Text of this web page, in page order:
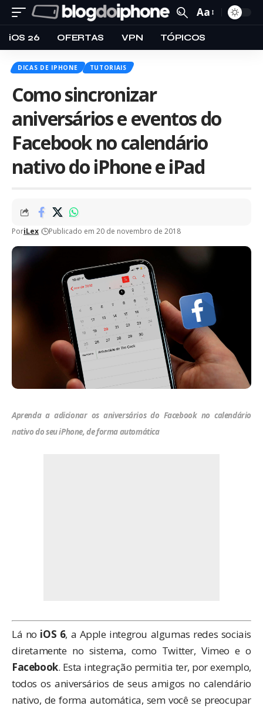
Aa
iOS 26 OFERTAS VPN TÓPICOS
DICAS DE IPHONE TUTORIAIS
Como sincronizar
aniversários e eventos do
Facebook no calendário
nativo do iPhone e iPad
PoriLex Publicado em 20 de novembro de 2018
Aprenda a adicionar os aniversários do Facebook no calendário
nativo do seu iPhone, de forma automática
Lá no iOS 6, a Apple integrou algumas redes sociais
diretamente no sistema, como Twitter, Vimeo e o
Facebook. Esta integração permitia ter, por exemplo,
todos os aniversários de seus amigos no calendário
nativo, de forma automática, sem você se preocupar